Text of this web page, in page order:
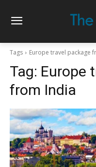
Tags Europe travel package
Tag: Europe
from India